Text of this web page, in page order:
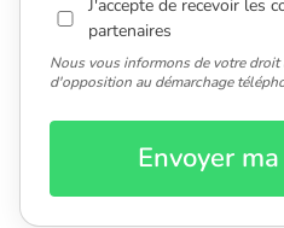
J'accepte de recevoir les
partenaires
Nous vous informons de votre
d'opposition au démarchage
Envoyer